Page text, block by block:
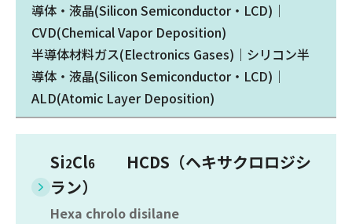
導体・液晶(Silicon Semiconductor・LCD)｜
CVD(Chemical Vapor Deposition)
半導体材料ガス(Electronics Gases)｜シリコン半
導体・液晶(Silicon Semiconductor・LCD)｜
ALD(Atomic Layer Deposition)
Si2Cl6
HCDS（ヘキサクロロジシ
ラン）
Hexa chrolo disilane